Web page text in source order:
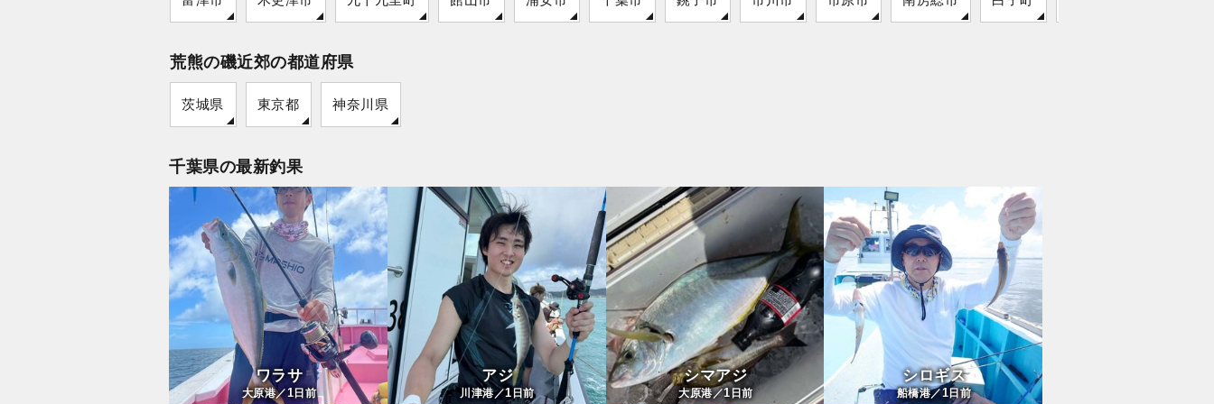
荒熊の磯近郊の都道府県
茨城県 東京都 神奈川県
千葉県の最新釣果
ワラサ
大原港／1日前
アジ
川津港／1 日前
シマアジ
大原港／1日前
シロギス
船橋港／1日前